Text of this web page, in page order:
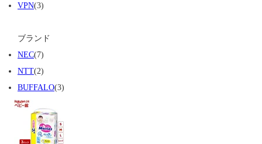
VPN(3)
ブランド
NEC(7)
NTT(2)
BUFFALO(3)